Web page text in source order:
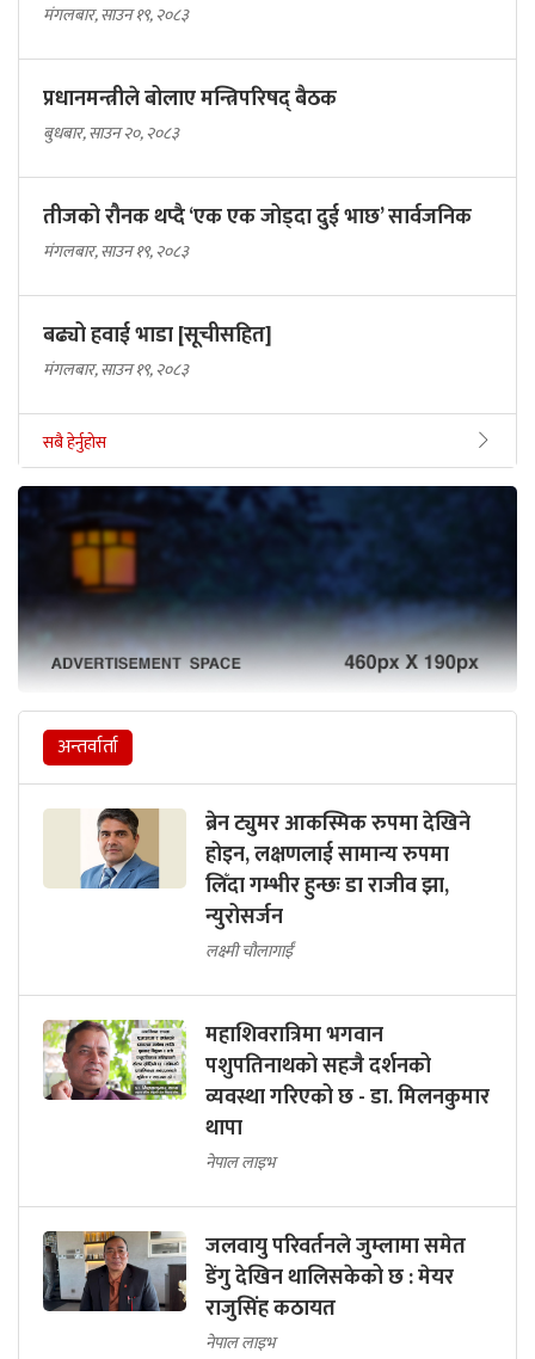
मंगलबार, साउन १९, २०८३
प्रधानमन्त्रीले बोलाए मन्त्रिपरिषद् बैठक
बुधबार, साउन २०, २०८३
तीजको रौनक थप्दै ‘एक एक जोड्दा दुई भाछ’ सार्वजनिक
मंगलबार, साउन १९, २०८३
बढ्यो हवाई भाडा [सूचीसहित]
मंगलबार, साउन १९, २०८३
सबै हेर्नुहोस
अन्तर्वार्ता
ब्रेन ट्युमर आकस्मिक रुपमा देखिने
होइन, लक्षणलाई सामान्य रुपमा
लिँदा गम्भीर हुन्छः डा राजीव झा,
न्युरोसर्जन
लक्ष्मी चौलागाईं
महाशिवरात्रिमा भगवान
पशुपतिनाथको सहजै दर्शनको
व्यवस्था गरिएको छ - डा. मिलनकुमार
थापा
नेपाल लाइभ
जलवायु परिवर्तनले जुम्लामा समेत
डेंगु देखिन थालिसकेको छ : मेयर
राजुसिंह कठायत
नेपाल लाइभ